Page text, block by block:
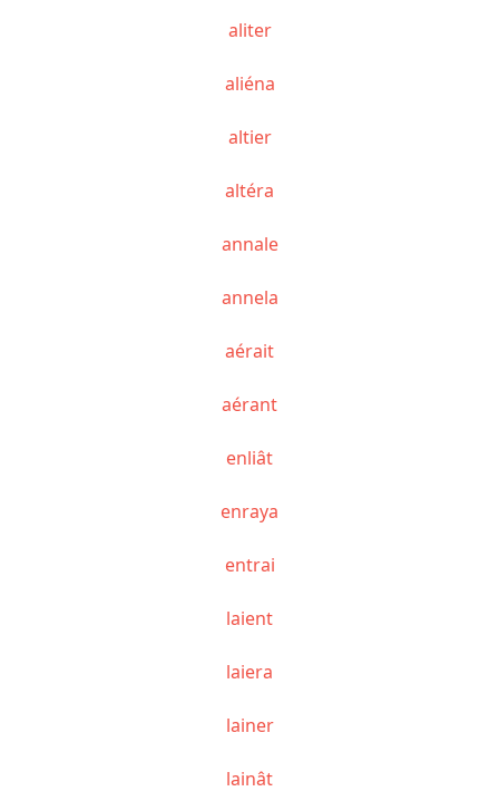
aliter
aliéna
altier
altéra
annale
annela
aérait
aérant
enliât
enraya
entrai
laient
laiera
lainer
lainât